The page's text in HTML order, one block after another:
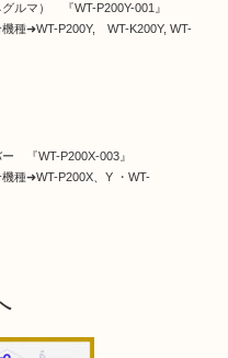
ルマ） 『WT-P200Y-001』
種➜WT-P200Y, WT-K200Y, WT-
『WT-P200X-003』
種➜WT-P200X、Y ・WT-